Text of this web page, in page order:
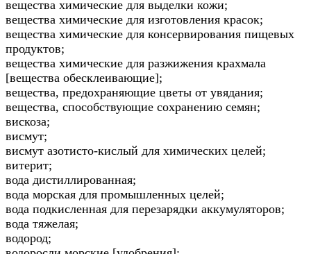
вещества химические для выделки кожи;
вещества химические для изготовления красок;
вещества химические для консервирования пищевых
продуктов;
вещества химические для разжижения крахмала
[вещества обесклеивающие];
вещества, предохраняющие цветы от увядания;
вещества, способствующие сохранению семян;
вискоза;
висмут;
висмут азотисто-кислый для химических целей;
витерит;
вода дистиллированная;
вода морская для промышленных целей;
вода подкисленная для перезарядки аккумуляторов;
вода тяжелая;
водород;